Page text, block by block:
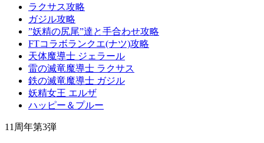
ラクサス攻略
ガジル攻略
”妖精の尻尾”達と手合わせ攻略
FTコラボランクエ(ナツ)攻略
天体魔導士 ジェラール
雷の滅竜魔導士 ラクサス
鉄の滅竜魔導士 ガジル
妖精女王 エルザ
ハッピー＆プルー
11周年第3弾